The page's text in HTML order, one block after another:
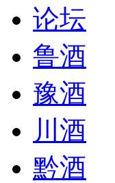
论坛
鲁酒
豫酒
川酒
黔酒